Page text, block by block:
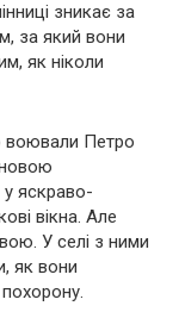
зникає за
за який вони
як ніколи
воювали Петро
яскраво-
вікна. Але
У селі з ними
як вони